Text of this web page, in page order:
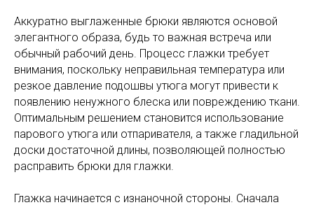
Аккуратно выглаженные брюки являются основой
элегантного образа, будь то важная встреча или
обычный рабочий день. Процесс глажки требует
внимания, поскольку неправильная температура или
резкое давление подошвы утюга могут привести к
появлению ненужного блеска или повреждению ткани.
Оптимальным решением становится использование
парового утюга или отпаривателя, а также гладильной
доски достаточной длины, позволяющей полностью
расправить брюки для глажки.
Глажка начинается с изнаночной стороны. Сначала